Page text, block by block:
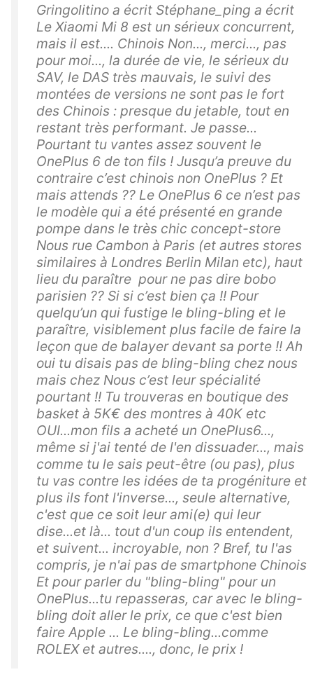
Gringolitino a écrit Stéphane_ping a écrit
Le Xiaomi Mi 8 est un sérieux concurrent,
mais il est.... Chinois Non..., merci..., pas
pour moi..., la durée de vie, le sérieux du
SAV, le DAS très mauvais, le suivi des
montées de versions ne sont pas le fort
des Chinois : presque du jetable, tout en
restant très performant. Je passe...
Pourtant tu vantes assez souvent le
OnePlus 6 de ton fils ! Jusqu’a preuve du
contraire c’est chinois non OnePlus ? Et
mais attends ?? Le OnePlus 6 ce n’est pas
le modèle qui a été présenté en grande
pompe dans le très chic concept-store
Nous rue Cambon à Paris (et autres stores
similaires à Londres Berlin Milan etc), haut
lieu du paraître pour ne pas dire bobo
parisien ?? Si si c’est bien ça !! Pour
quelqu’un qui fustige le bling-bling et le
paraître, visiblement plus facile de faire la
leçon que de balayer devant sa porte !! Ah
oui tu disais pas de bling-bling chez nous
mais chez Nous c’est leur spécialité
pourtant !! Tu trouveras en boutique des
basket à 5K€ des montres à 40K etc
OUI...mon fils a acheté un OnePlus6...,
même si j'ai tenté de l'en dissuader..., mais
comme tu le sais peut-être (ou pas), plus
tu vas contre les idées de ta progéniture et
plus ils font l'inverse..., seule alternative,
c'est que ce soit leur ami(e) qui leur
dise...et là... tout d'un coup ils entendent,
et suivent... incroyable, non ? Bref, tu l'as
compris, je n'ai pas de smartphone Chinois
Et pour parler du "bling-bling" pour un
OnePlus...tu repasseras, car avec le bling-
bling doit aller le prix, ce que c'est bien
faire Apple ... Le bling-bling...comme
ROLEX et autres...., donc, le prix !